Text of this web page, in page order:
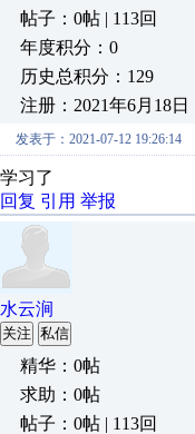
帖子：0帖 | 113回
年度积分：0
历史总积分：129
注册：2021年6月18日
发表于：2021-07-12 19:26:14
学习了
回复 引用 举报
水云涧
关注 私信
精华：0帖
求助：0帖
帖子：0帖 | 113回